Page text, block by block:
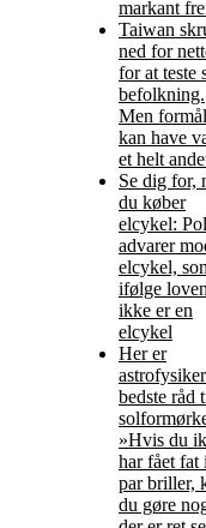
markant
Taiwan
ned for
for at teste
befolkning.
Men
kan have
et helt
Se dig for,
du køber
elcykel:
advarer
elcykel,
ifølge
ikke er en
elcykel
Her er
bedste råd
»Hvis du
har fået fat
par briller,
du gøre